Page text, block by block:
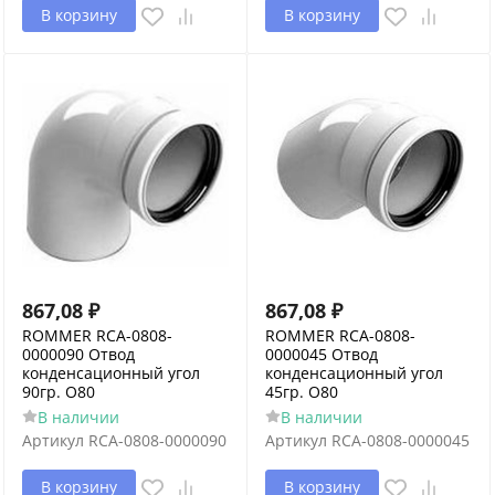
В корзину В корзину
867,08 ₽
ROMMER RCA-0808-
0000090 Отвод
конденсационный угол
90гр. O80
В наличии
Артикул RCA-0808-0000090
В корзину
867,08 ₽
ROMMER RCA-0808-
0000045 Отвод
конденсационный угол
45гр. O80
В наличии
Артикул RCA-0808-0000045
В корзину